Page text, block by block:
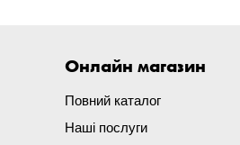
Онлайн магазин
Повний каталог
Наші послуги